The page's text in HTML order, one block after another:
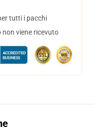
tutti i pacchi
viene ricevuto